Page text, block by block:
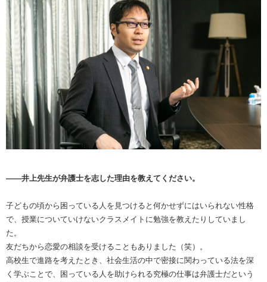
――井上先生が弁護士を志した理由を教えてください。
子どもの頃から困っている人を見つけると何かせずにはいられない性格
で、授業についていけないクラスメイトに勉強を教えたりしていまし
た。
友だちから恋愛の相談を受けることもありました（笑）。
高校生で進路を考えたとき、社会生活の中で密接に関わっている法を深
く学ぶことで、困っている人を助けられる究極の仕事は弁護士だという